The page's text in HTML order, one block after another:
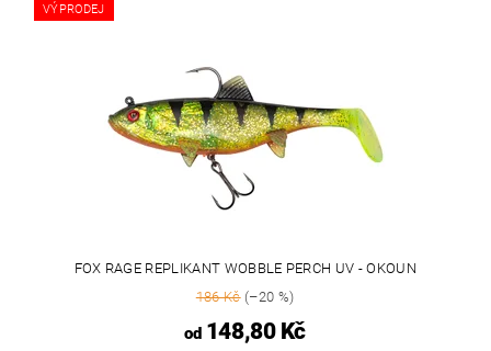
VÝPRODEJ
FOX RAGE REPLIKANT WOBBLE PERCH UV - OKOUN
186 Kč(–20 %)
od148,80 Kč